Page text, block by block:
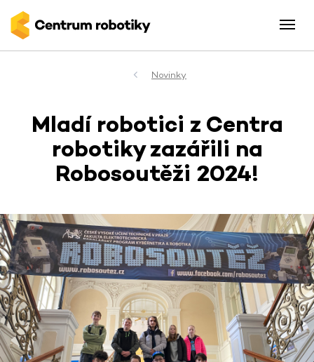
Novinky
Mladí robotici z Centra
robotiky zazářili na
Robosoutěži 2024!